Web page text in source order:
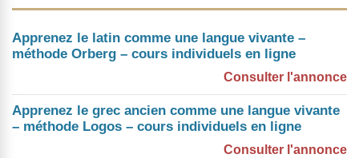
Apprenez le latin comme une langue vivante –
méthode Orberg – cours individuels en ligne
Consulter l'annonce
Apprenez le grec ancien comme une langue vivante
– méthode Logos – cours individuels en ligne
Consulter l'annonce